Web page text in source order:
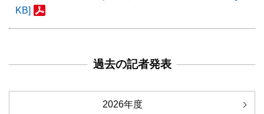
KB]
過去の記者発表
2026年度